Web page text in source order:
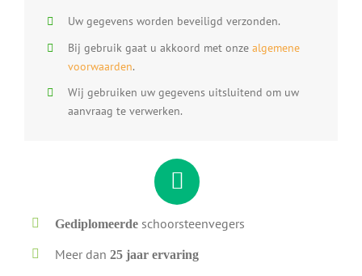
Uw gegevens worden beveiligd verzonden.
Bij gebruik gaat u akkoord met onze algemene
voorwaarden.
Wij gebruiken uw gegevens uitsluitend om uw
aanvraag te verwerken.
Gediplomeerde schoorsteenvegers
Meer dan25 jaar ervaring